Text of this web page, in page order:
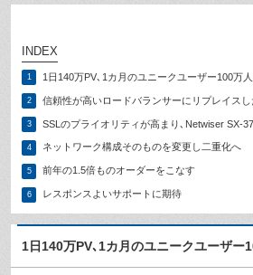
INDEX
1 1日140万PV､1カ月のユニークユーザー100万人
2 信頼性が高いロードバランサーにリプレイスし
3 SSLのプライオリティが高まり､Netwiser SX-
4 ネットワーク構成そのものを変更し二重化へ
5 前年の1.5倍ものオーダーをこなす
6 レスポンスよいサポートに期待
1日140万PV､1カ月のユニークユーザー